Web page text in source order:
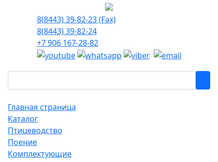
8(8443) 39-82-23 (Fax)
8(8443) 39-82-24
+7 906 167-28-82
Главная страница
Каталог
Птицеводство
Поение
Комплектующие